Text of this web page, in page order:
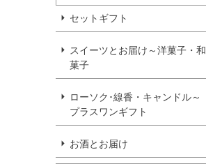
セットギフト
スイーツとお届け～洋菓子・和
菓子
ローソク･線香・キャンドル～
プラスワンギフト
お酒とお届け